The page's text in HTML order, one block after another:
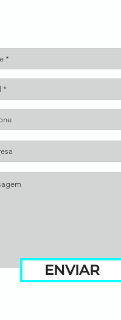
ENVIAR